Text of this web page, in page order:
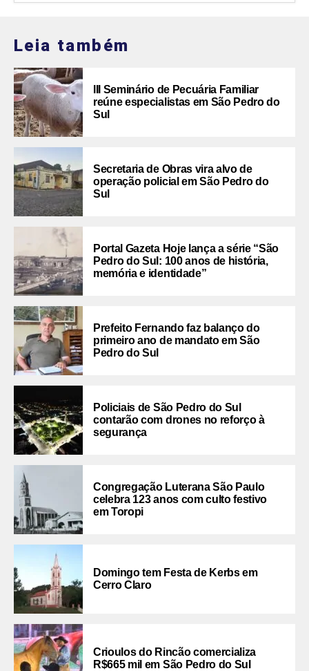
Leia também
III Seminário de Pecuária Familiar
reúne especialistas em São Pedro do
Sul
Secretaria de Obras vira alvo de
operação policial em São Pedro do
Sul
Portal Gazeta Hoje lança a série “São
Pedro do Sul: 100 anos de história,
memória e identidade”
Prefeito Fernando faz balanço do
primeiro ano de mandato em São
Pedro do Sul
Policiais de São Pedro do Sul
contarão com drones no reforço à
segurança
Congregação Luterana São Paulo
celebra 123 anos com culto festivo
em Toropi
Domingo tem Festa de Kerbs em
Cerro Claro
Crioulos do Rincão comercializa
R$665 mil em São Pedro do Sul